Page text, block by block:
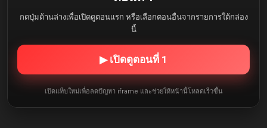
กดปุ่มด้านล่างเพื่อเปิดดูตอนแรก หรือเลือกตอนอื่นจากรายการใต้กล่อง
นี้
▶ เปิดดูตอนที่ 1
เปิดแท็บใหม่เพื่อลดปัญหา iframe และช่วยให้หน้านี้โหลดเร็วขึ้น